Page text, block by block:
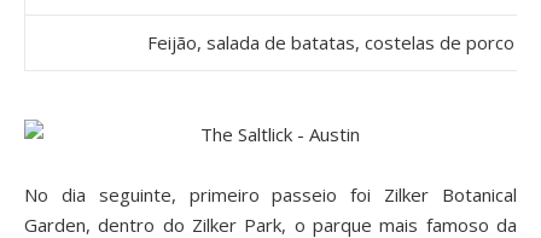
Feijão, salada de batatas, costelas de porco e
No dia seguinte, primeiro passeio foi Zilker Botanical
Garden, dentro do Zilker Park, o parque mais famoso da